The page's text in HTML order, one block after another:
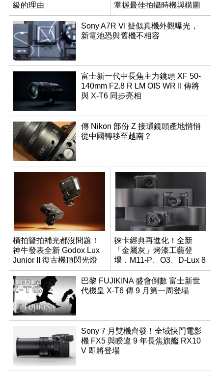
級的理由
掌握最佳拍攝時機與構圖
Sony A7R VI 疑似真機外觀曝光，
新電池恐與舊機不相容
富士新一代中長焦主力鏡頭 XF 50-
140mm F2.8 R LM OIS WR II 傳將
與 X-T6 同步亮相
傳 Nikon 部份 Z 接環鏡頭產地悄悄
從中國轉移至越南？
橫拍豎拍補光都沒問題！
神牛發表全新 Godox Lux
Junior II 復古機頂閃光燈
徠卡經典再進化！全新
「金屬灰」烤漆工藝登
場，M11-P、Q3、D-Lux 8
領銜換裝
巴黎 FUJIKINA 盛會倒數 富士新世
代機皇 X-T6 傳 9 月第一周登場
Sony 7 月雙機齊發！全域快門電影
機 FX5 與睽違 9 年長焦旗艦 RX10
V 即將登場